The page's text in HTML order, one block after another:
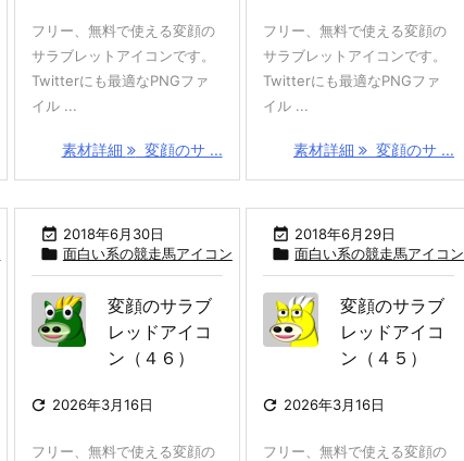
フリー、無料で使える変顔の
サラブレットアイコンです。
Twitterにも最適なPNGファ
イル ...
素材詳細 変顔のサ ...
フリー、無料で使える変顔の
サラブレットアイコンです。
Twitterにも最適なPNGファ
イル ...
素材詳細 変顔のサ ...
 2018年6月30日
 面白い系の競走馬アイコン
変顔のサラブ
レッドアイコ
ン（４６）
 2026年3月16日
フリー、無料で使える変顔の
 2018年6月29日
 面白い系の競走馬アイコン
変顔のサラブ
レッドアイコ
ン（４５）
 2026年3月16日
フリー、無料で使える変顔の